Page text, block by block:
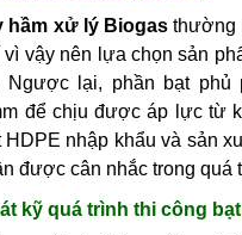
hầm xử lý Biogas thường
vì vậy nên lựa chọn sản
Ngược lại, phần bạt phủ
để chịu được áp lực từ
HDPE nhập khẩu và sản
được cân nhắc trong quá
kỹ quá trình thi công